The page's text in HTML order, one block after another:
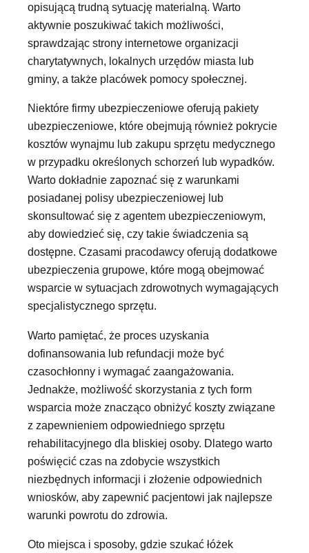
opisującą trudną sytuację materialną. Warto
aktywnie poszukiwać takich możliwości,
sprawdzając strony internetowe organizacji
charytatywnych, lokalnych urzędów miasta lub
gminy, a także placówek pomocy społecznej.
Niektóre firmy ubezpieczeniowe oferują pakiety
ubezpieczeniowe, które obejmują również pokrycie
kosztów wynajmu lub zakupu sprzętu medycznego
w przypadku określonych schorzeń lub wypadków.
Warto dokładnie zapoznać się z warunkami
posiadanej polisy ubezpieczeniowej lub
skonsultować się z agentem ubezpieczeniowym,
aby dowiedzieć się, czy takie świadczenia są
dostępne. Czasami pracodawcy oferują dodatkowe
ubezpieczenia grupowe, które mogą obejmować
wsparcie w sytuacjach zdrowotnych wymagających
specjalistycznego sprzętu.
Warto pamiętać, że proces uzyskania
dofinansowania lub refundacji może być
czasochłonny i wymagać zaangażowania.
Jednakże, możliwość skorzystania z tych form
wsparcia może znacząco obniżyć koszty związane
z zapewnieniem odpowiedniego sprzętu
rehabilitacyjnego dla bliskiej osoby. Dlatego warto
poświęcić czas na zdobycie wszystkich
niezbędnych informacji i złożenie odpowiednich
wniosków, aby zapewnić pacjentowi jak najlepsze
warunki powrotu do zdrowia.
Oto miejsca i sposoby, gdzie szukać łóżek